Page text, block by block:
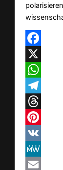
Facebook
X
WhatsApp
Telegram
Threads
Pinterest
VK
MeWe